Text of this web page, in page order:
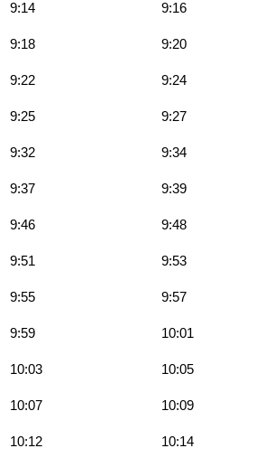
9:14 9:16
9:18 9:20
9:22 9:24
9:25 9:27
9:32 9:34
9:37 9:39
9:46 9:48
9:51 9:53
9:55 9:57
9:59 10:01
10:03 10:05
10:07 10:09
10:12 10:14